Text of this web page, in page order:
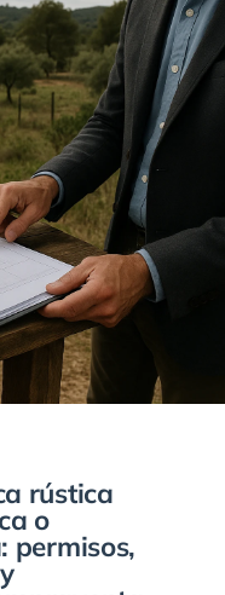
rústica
o
permisos,